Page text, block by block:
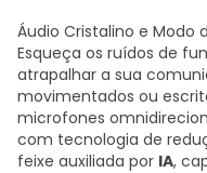
Áudio Cristalino e Modo
Esqueça os ruídos de
atrapalhar a sua
movimentados ou
microfones
com tecnologia de
feixe auxiliada por IA,